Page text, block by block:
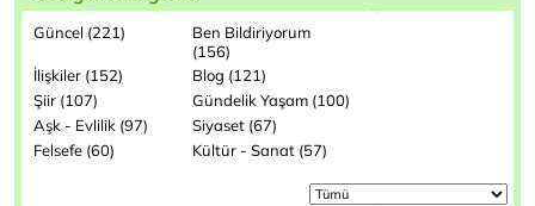
Güncel (221) Ben Bildiriyorum
(156)
İlişkiler (152)
Blog (121)
Şiir (107)
Gündelik Yaşam (100)
Aşk - Evlilik (97)
Siyaset (67)
Felsefe (60)
Kültür - Sanat (57)